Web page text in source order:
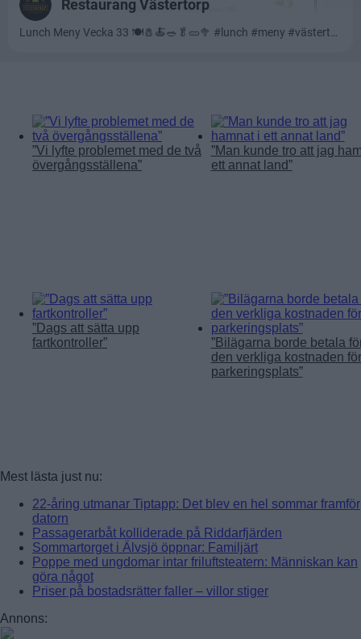
”Vi lyfte problemet med de två
övergångsställena”
”Man kunde tro att jag
ett annat land”
”Dags att sätta upp
fartkontroller”
”Bilägarna borde betala
den verkliga kostnaden
parkeringsplats”
Mest lästa just nu:
22-åring utmanar Tiptapp: Det blev en hel sommar framför
datorn
Passagerarbåt kolliderade på Riddarfjärden
Sommartorget i Älvsjö öppnar: Familjärt
Poppe med ungdomar intar friluftsteatern: Människan kan
göra något
Priser på bostadsrätter faller – villor stiger
Annons: